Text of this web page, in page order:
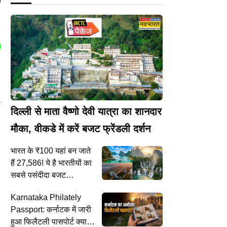
दिल्ली से माता वैष्णो देवी यात्रा का शानदार
मौका, वीकडे में करें बजट फ्रेंडली दर्शन
भारत के ₹100 यहां बन जाते
हैं 27,586! ये है भारतीयों का
सबसे पसंदीदा बजट
Karnataka Philately
Passport: कर्नाटक में जारी
हुआ फिलैटली पासपोर्ट क्या है,